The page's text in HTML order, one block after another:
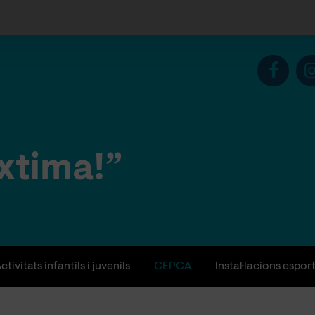
infantils i juvenils CEPCA Instal·lacions